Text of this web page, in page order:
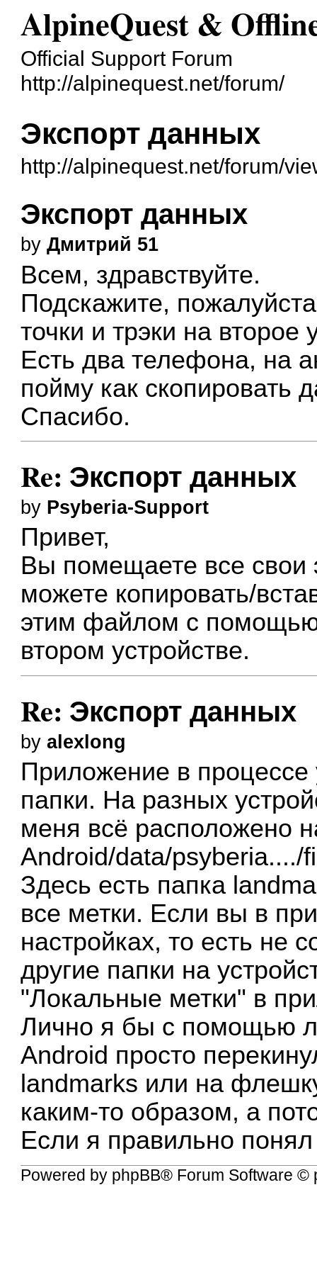
AlpineQuest &
Official Support Forum
http://alpinequest.net/forum/
Экспорт данных
http://alpinequest.net/forum/
Экспорт данных
byДмитрий 51
Всем, здравствуйте.
Подскажите,
точки и трэки на второе
Есть два телефона, на
пойму как скопировать
Спасибо.
Re: Экспорт данных
by Psyberia-Support
Привет,
Вы помещаете все
можете копировать/
этим файлом с помощью
втором устройстве.
Re: Экспорт данных
byalexlong
Приложение в процессе
папки. На разных
меня всё расположено
Android/data/psyberia..../
Здесь есть папка
все метки. Если вы в
настройках, то есть не
другие папки на
"Локальные метки" в
Лично я бы с помощью
Android просто
landmarks или на
каким-то образом, а
Если я правильно
Powered by phpBB® Forum Software ©